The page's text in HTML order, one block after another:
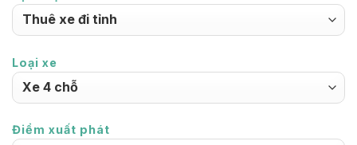
Loại xe
Điểm xuất phát